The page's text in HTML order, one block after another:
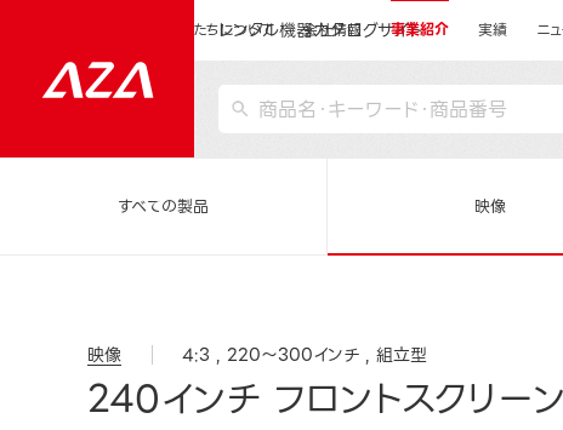
レンタル機器カタログサイト
私たちについて 会社情報 事業紹介 実績 ニ
すべての製品 映像
映像 4:3 220～300インチ 組立型
240インチ フロントスクリー